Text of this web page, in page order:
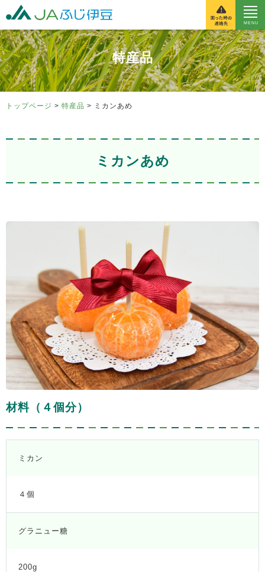
富士伊豆農業協同
特産品
トップページ > 特産品 > ミカンあめ
ミカンあめ
材料（４個分）
ミカン
４個
グラニュー糖
200g